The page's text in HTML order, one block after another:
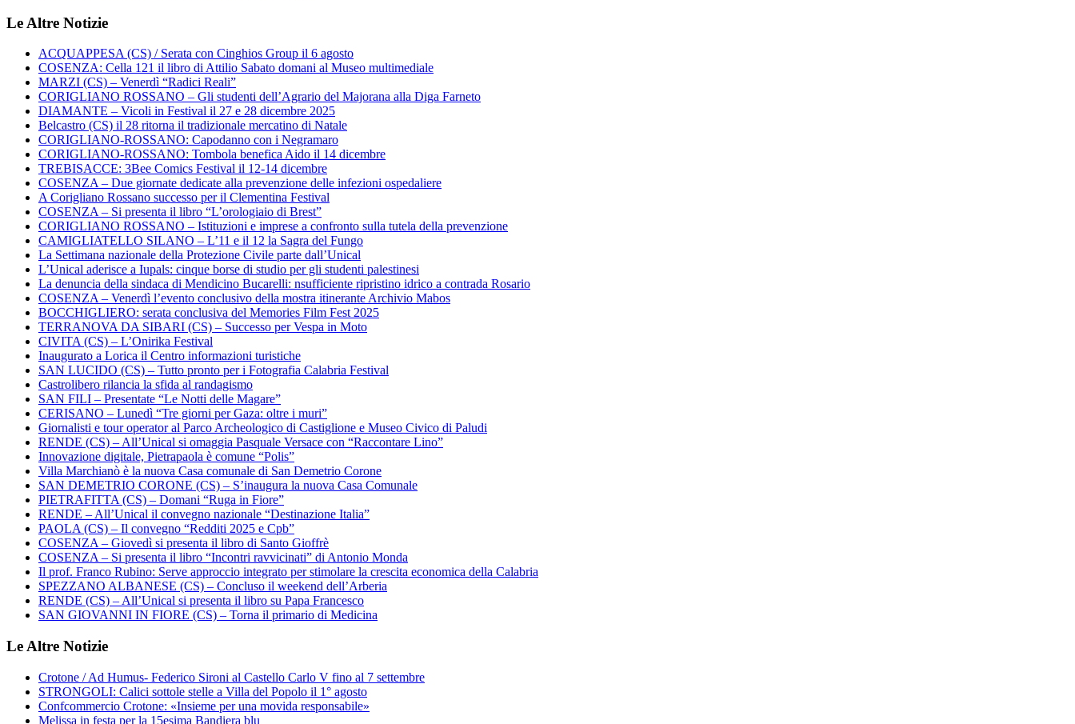
Le Altre Notizie
ACQUAPPESA (CS) / Serata con Cinghios Group il 6 agosto
COSENZA: Cella 121 il libro di Attilio Sabato domani al Museo multimediale
MARZI (CS) – Venerdì “Radici Reali”
CORIGLIANO ROSSANO – Gli studenti dell’Agrario del Majorana alla Diga Farneto
DIAMANTE – Vicoli in Festival il 27 e 28 dicembre 2025
Belcastro (CS) il 28 ritorna il tradizionale mercatino di Natale
CORIGLIANO-ROSSANO: Capodanno con i Negramaro
CORIGLIANO-ROSSANO: Tombola benefica Aido il 14 dicembre
TREBISACCE: 3Bee Comics Festival il 12-14 dicembre
COSENZA – Due giornate dedicate alla prevenzione delle infezioni ospedaliere
A Corigliano Rossano successo per il Clementina Festival
COSENZA – Si presenta il libro “L’orologiaio di Brest”
CORIGLIANO ROSSANO – Istituzioni e imprese a confronto sulla tutela della prevenzione
CAMIGLIATELLO SILANO – L’11 e il 12 la Sagra del Fungo
La Settimana nazionale della Protezione Civile parte dall’Unical
L’Unical aderisce a Iupals: cinque borse di studio per gli studenti palestinesi
La denuncia della sindaca di Mendicino Bucarelli: nsufficiente ripristino idrico a contrada Rosario
COSENZA – Venerdì l’evento conclusivo della mostra itinerante Archivio Mabos
BOCCHIGLIERO: serata conclusiva del Memories Film Fest 2025
TERRANOVA DA SIBARI (CS) – Successo per Vespa in Moto
CIVITA (CS) – L’Onirika Festival
Inaugurato a Lorica il Centro informazioni turistiche
SAN LUCIDO (CS) – Tutto pronto per i Fotografia Calabria Festival
Castrolibero rilancia la sfida al randagismo
SAN FILI – Presentate “Le Notti delle Magare”
CERISANO – Lunedì “Tre giorni per Gaza: oltre i muri”
Giornalisti e tour operator al Parco Archeologico di Castiglione e Museo Civico di Paludi
RENDE (CS) – All’Unical si omaggia Pasquale Versace con “Raccontare Lino”
Innovazione digitale, Pietrapaola è comune “Polis”
Villa Marchianò è la nuova Casa comunale di San Demetrio Corone
SAN DEMETRIO CORONE (CS) – S’inaugura la nuova Casa Comunale
PIETRAFITTA (CS) – Domani “Ruga in Fiore”
RENDE – All’Unical il convegno nazionale “Destinazione Italia”
PAOLA (CS) – Il convegno “Redditi 2025 e Cpb”
COSENZA – Giovedì si presenta il libro di Santo Gioffrè
COSENZA – Si presenta il libro “Incontri ravvicinati” di Antonio Monda
Il prof. Franco Rubino: Serve approccio integrato per stimolare la crescita economica della Calabria
SPEZZANO ALBANESE (CS) – Concluso il weekend dell’Arberia
RENDE (CS) – All’Unical si presenta il libro su Papa Francesco
SAN GIOVANNI IN FIORE (CS) – Torna il primario di Medicina
Le Altre Notizie
Crotone / Ad Humus- Federico Sironi al Castello Carlo V fino al 7 settembre
STRONGOLI: Calici sottole stelle a Villa del Popolo il 1° agosto
Confcommercio Crotone: «Insieme per una movida responsabile»
Melissa in festa per la 15esima Bandiera blu